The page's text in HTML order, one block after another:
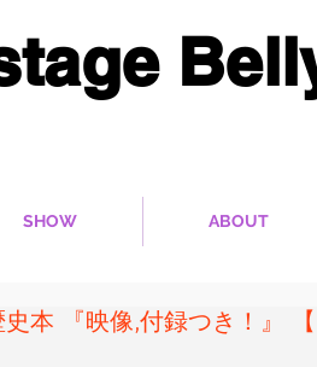
SHOW ABOUT
本 『映像,付録つき！』